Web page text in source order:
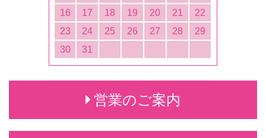
16
17 18 19 20 21
22
23
24 25 26 27 28
29
30
31
営業のご案内